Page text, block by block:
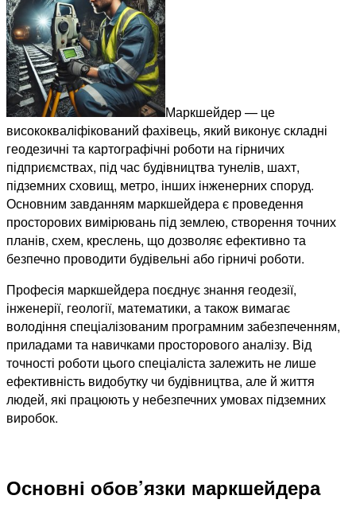
Маркшейдер— це
висококваліфікований фахівець, який виконує складні
геодезичні та картографічні роботи на гірничих
підприємствах, під час будівництва тунелів, шахт,
підземних сховищ, метро, інших інженерних споруд.
Основним завданням маркшейдера є проведення
просторових вимірювань під землею, створення точних
планів, схем, креслень, що дозволяє ефективно та
безпечно проводити будівельні або гірничі роботи.
Професія маркшейдера поєднує знання геодезії,
інженерії, геології, математики, а також вимагає
володіння спеціалізованим програмним забезпеченням,
приладами та навичками просторового аналізу. Від
точності роботи цього спеціаліста залежить не лише
ефективність видобутку чи будівництва, але й життя
людей, які працюють у небезпечних умовах підземних
виробок.
Основні обов’язки маркшейдера